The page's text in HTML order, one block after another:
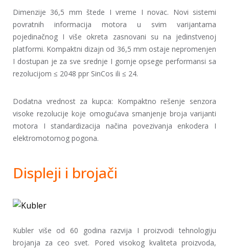
Dimenzije 36,5 mm štede I vreme I novac. Novi sistemi
povratnih informacija motora u svim varijantama
pojedinačnog I više okreta zasnovani su na jedinstvenoj
platformi. Kompaktni dizajn od 36,5 mm ostaje nepromenjen
I dostupan je za sve srednje I gornje opsege performansi sa
rezolucijom ≤ 2048 ppr SinCos ili ≤ 24.
Dodatna vrednost za kupca: Kompaktno rešenje senzora
visoke rezolucije koje omogućava smanjenje broja varijanti
motora I standardizacija načina povezivanja enkodera I
elektromotornog pogona.
Displeji i brojači
Kubler više od 60 godina razvija I proizvodi tehnologiju
brojanja za ceo svet. Pored visokog kvaliteta proizvoda,